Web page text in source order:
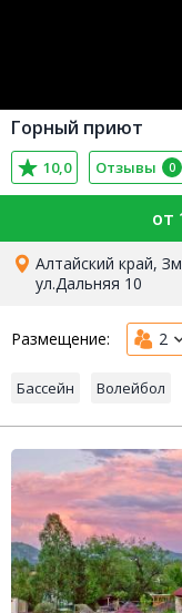
Горный приют
10,0 Отзывы 0
от
Алтайский край,
ул.Дальняя 10
Размещение: 2
Бассейн Волейбол